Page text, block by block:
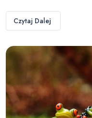
Czytaj Dalej